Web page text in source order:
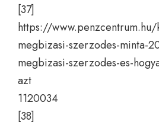
[37]
https://
megbizasi-szerzodes-minta-
megbizasi-szerzodes-es-
azt
1120034
[38]